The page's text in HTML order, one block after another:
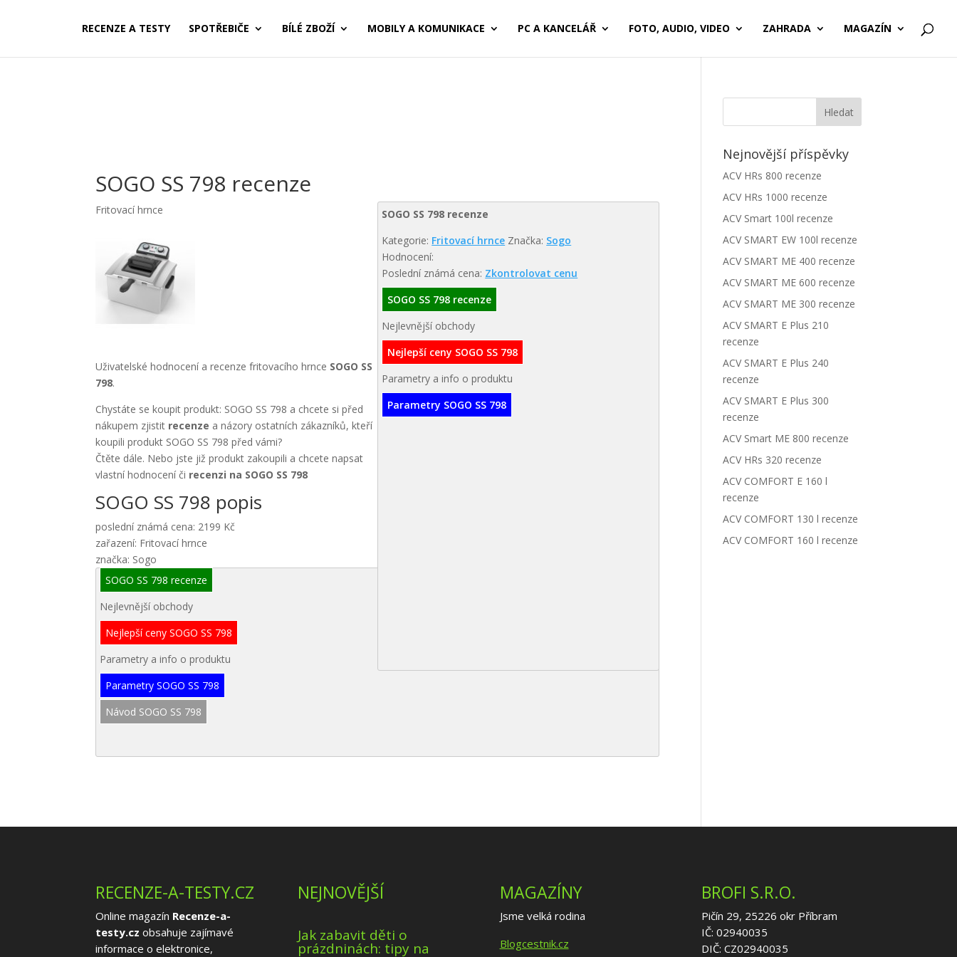
RECENZE A TESTY SPOTŘEBIČE BÍLÉ ZBOŽÍ MOBILY A KOMUNIKACE PC A KANCELÁŘ FOTO, AUDIO, VIDEO ZAHRADA MAGAZÍN
SOGO SS 798 recenze
SOGO SS 798 recenze
Kategorie: Fritovací hrnce Značka: Sogo
Hodnocení:
Poslední známá cena: Zkontrolovat cenu
SOGO SS 798 recenze
Nejlevnější obchody
Nejlepší ceny SOGO SS 798
Parametry a info o produktu
Parametry SOGO SS 798
Fritovací hrnce
Uživatelské hodnocení a recenze fritovacího hrnce SOGO SS
798.
Chystáte se koupit produkt: SOGO SS 798 a chcete si před
nákupem zjistit recenze a názory ostatních zákazníků, kteří
koupili produkt SOGO SS 798 před vámi?
Čtěte dále. Nebo jste již produkt zakoupili a chcete napsat
vlastní hodnocení či recenzi na SOGO SS 798
SOGO SS 798 popis
poslední známá cena: 2199 Kč
zařazení: Fritovací hrnce
značka: Sogo
SOGO SS 798 recenze
Nejlevnější obchody
Nejlepší ceny SOGO SS 798
Parametry a info o produktu
Parametry SOGO SS 798
Návod SOGO SS 798
Nejnovější příspěvky
ACV HRs 800 recenze
ACV HRs 1000 recenze
ACV Smart 100l recenze
ACV SMART EW 100l recenze
ACV SMART ME 400 recenze
ACV SMART ME 600 recenze
ACV SMART ME 300 recenze
ACV SMART E Plus 210
recenze
ACV SMART E Plus 240
recenze
ACV SMART E Plus 300
recenze
ACV Smart ME 800 recenze
ACV HRs 320 recenze
ACV COMFORT E 160 l
recenze
ACV COMFORT 130 l recenze
ACV COMFORT 160 l recenze
RECENZE-A-TESTY.CZ
Online magazín Recenze-a-
testy.cz obsahuje zajímavé
informace o elektronice,
NEJNOVĚJŠÍ
Jak zabavit děti o
prázdninách: tipy na
MAGAZÍNY
Jsme velká rodina
Blogcestnik.cz
BROFI S.R.O.
Pičín 29, 25226 okr Příbram
IČ: 02940035
DIČ: CZ02940035